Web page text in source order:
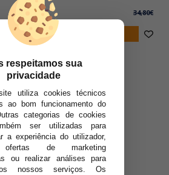
notificar-me
19,90€ 34,80€
respeitamos sua
privacidade
utiliza cookies técnicos
ao bom funcionamento do
categorias de cookies
ser utilizadas para
a experiência do utilizador,
ofertas de marketing
ou realizar análises para
nossos serviços. Os